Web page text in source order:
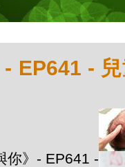
- EP641 -
你》- EP641 -